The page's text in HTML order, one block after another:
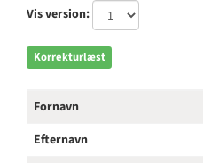
Vis version:
Korrekturlæst
Fornavn
Efternavn